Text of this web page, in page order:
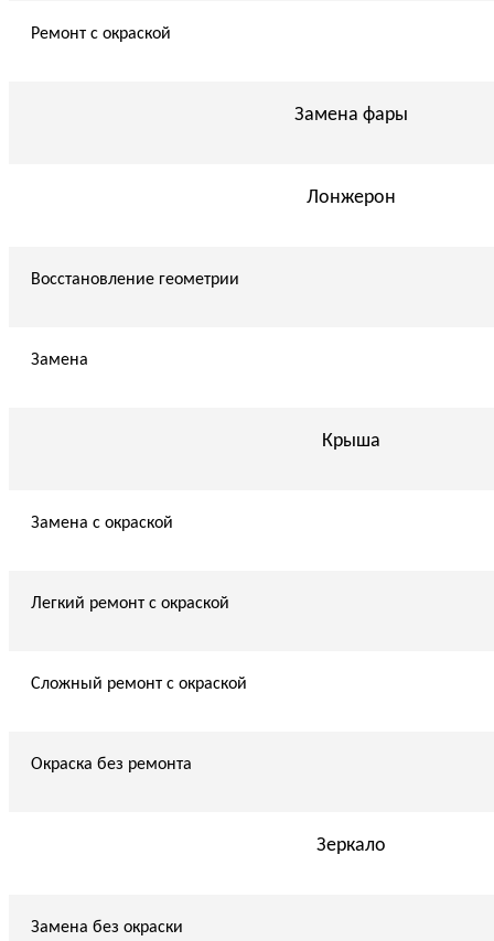
Ремонт с окраской
Замена фары
Лонжерон
Восстановление геометрии
Замена
Крыша
Замена с окраской
Легкий ремонт с окраской
Сложный ремонт с окраской
Окраска без ремонта
Зеркало
Замена без окраски